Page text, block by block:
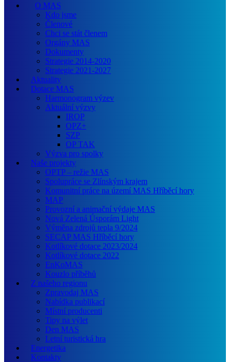
O MAS
Kdo jsme
Členové
Chci se stát členem
Orgány MAS
Dokumenty
Strategie 2014-2020
Strategie 2021-2027
Aktuality
Dotace MAS
Harmonogram výzev
Aktuální výzvy
IROP
OPZ+
SZP
OP TAK
Výzva pro spolky
Naše projekty
OPTP – režie MAS
Spolupráce se Zlínským krajem
Komunitní práce na území MAS Hříběcí hory
MAP
Provozní a animační výdaje MAS
Nová Zelená Úsporám Light
Výměna zdrojů tepla 9/2024
SECAP MAS Hříběcí hory
Kotlíkové dotace 2023/2024
Kotlíkové dotace 2022
EnKoMAS
Kouzlo příběhů
Z našeho regionu
Zpravodaj MAS
Nabídka publikací
Místní producenti
Tipy na výlet
Den MAS
Letní turistická hra
Energetika
Kontakty